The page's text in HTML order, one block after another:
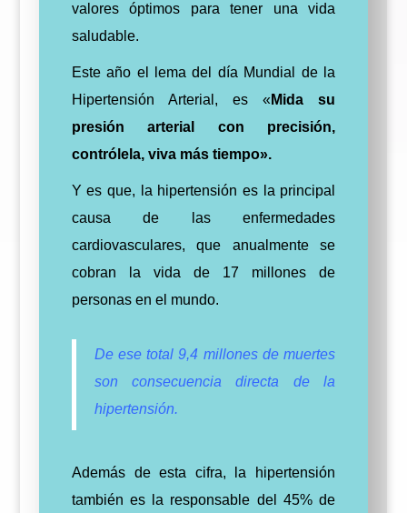
valores óptimos para tener una vida
saludable.
Este año el lema del día Mundial de la
Hipertensión Arterial, es « Mida su
presión arterial con precisión,
contrólela, viva más tiempo».
Y es que, la hipertensión es la principal
causa de las enfermedades
cardiovasculares, que anualmente se
cobran la vida de 17 millones de
personas en el mundo.
De ese total 9,4 millones de muertes
son consecuencia directa de la
hipertensión.
Además de esta cifra, la hipertensión
también es la responsable del 45% de